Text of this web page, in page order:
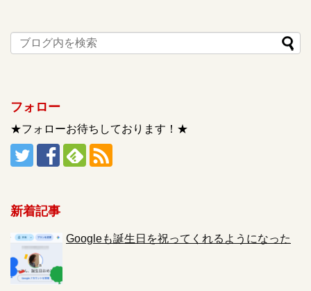
フォロー
★フォローお待ちしております！★
新着記事
Googleも誕生日を祝ってくれるようになった